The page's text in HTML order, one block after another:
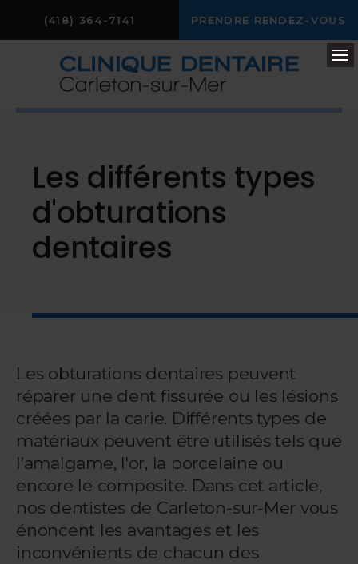
(418) 364-7141 PRENDRE RENDEZ-VOUS
Les différents types
d'obturations
dentaires
Les obturations dentaires peuvent
réparer une dent fissurée ou les lésions
créées par la carie. Différents types de
matériaux peuvent être utilisés tels que
l'amalgame, l'or, la porcelaine ou
encore le composite. Dans cet article,
nos dentistes de Carleton-sur-Mer vous
énoncent les avantages et les
inconvénients de chacun des